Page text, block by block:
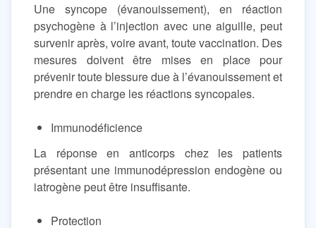
Une syncope (évanouissement), en réaction
psychogène à l’injection avec une aiguille, peut
survenir après, voire avant, toute vaccination. Des
mesures doivent être mises en place pour
prévenir toute blessure due à l’évanouissement et
prendre en charge les réactions syncopales.
Immunodéficience
La réponse en anticorps chez les patients
présentant une immunodépression endogène ou
iatrogène peut être insuffisante.
Protection